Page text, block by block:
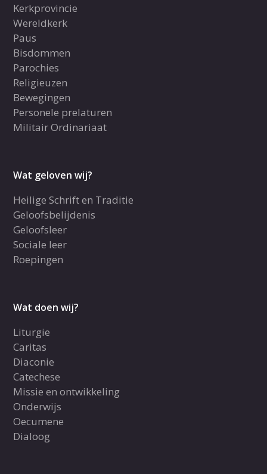
Kerkprovincie
Wereldkerk
Paus
Bisdommen
Parochies
Religieuzen
Bewegingen
Personele prelaturen
Militair Ordinariaat
Wat geloven wij?
Heilige Schrift en Traditie
Geloofsbelijdenis
Geloofsleer
Sociale leer
Roepingen
Wat doen wij?
Liturgie
Caritas
Diaconie
Catechese
Missie en ontwikkeling
Onderwijs
Oecumene
Dialoog